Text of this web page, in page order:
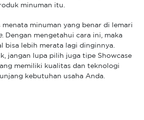
minuman itu.
menata minuman yang benar di lemari
. Dengan mengetahui cara ini, maka
bisa lebih merata lagi dinginnya.
jangan lupa pilih juga tipe Showcase
memiliki kualitas dan teknologi
kebutuhan usaha Anda.